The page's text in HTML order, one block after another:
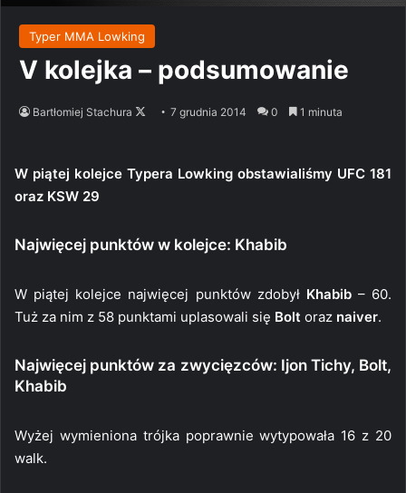
Typer MMA Lowking
V kolejka – podsumowanie
Bartłomiej Stachura
Follow7 grudnia 2014 0 1 minuta
W piątej kolejce Typera Lowking obstawialiśmy UFC 181
oraz KSW 29
Najwięcej punktów w kolejce: Khabib
W piątej kolejce najwięcej punktów zdobył Khabib– 60.
Tuż za nim z 58 punktami uplasowali się Bolt oraz naiver.
Najwięcej punktów za zwycięzców: Ijon Tichy, Bolt,
Khabib
Wyżej wymieniona trójka poprawnie wytypowała 16 z 20
walk.